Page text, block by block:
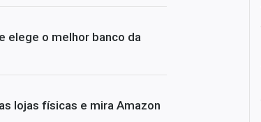
elege o melhor banco da
lojas físicas e mira Amazon